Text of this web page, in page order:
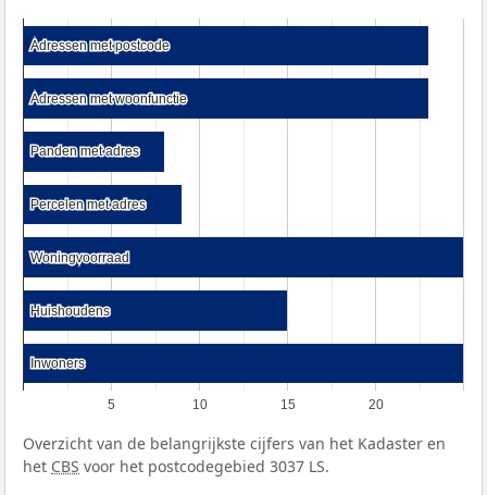
5 10 15 20
Adressen met postcode
Adressen met postcode
Adressen met woonfunctie
Adressen met woonfunctie
Panden met adres
Panden met adres
Percelen met adres
Percelen met adres
Woningvoorraad
Woningvoorraad
Huishoudens
Huishoudens
Inwoners
Inwoners
Overzicht van de belangrijkste cijfers van het Kadaster en
het CBS voor het postcodegebied 3037 LS.